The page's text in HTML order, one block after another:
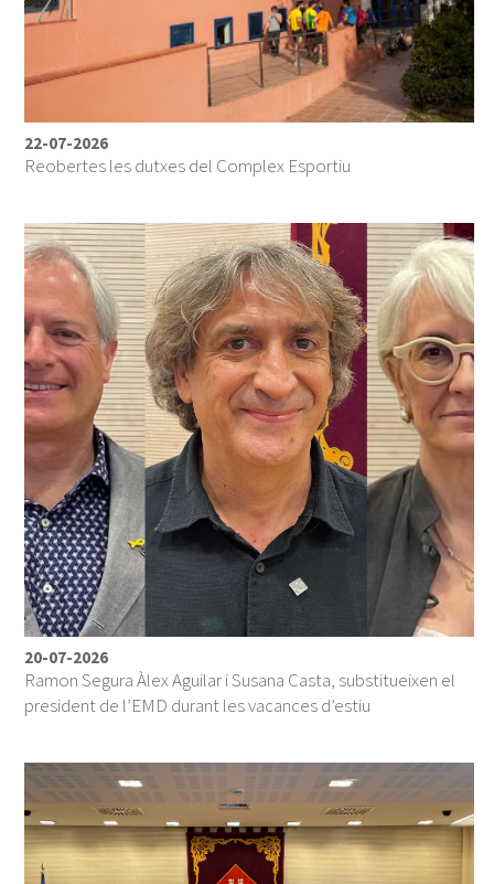
22-07-2026
Reobertes les dutxes del Complex Esportiu
20-07-2026
Ramon Segura Àlex Aguilar i Susana Casta, substitueixen el
president de l’EMD durant les vacances d’estiu